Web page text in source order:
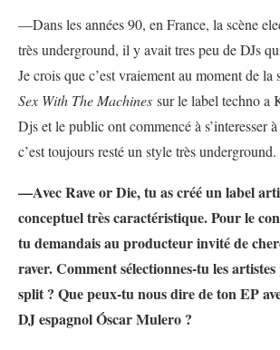
—Dans les années 90, en France, la scène
très underground, il y avait tres peu de DJs
Je crois que c’est vraiement au moment de la
Sex With The Machines sur le label techno a
Djs et le public ont commencé à s’interesser
c’est toujours resté un style très underground.
—Avec Rave or Die, tu as créé un label
conceptuel très caractéristique. Pour le
tu demandais au producteur invité de
raver. Comment sélectionnes-tu les
split ? Que peux-tu nous dire de ton EP
DJ espagnol Óscar Mulero ?